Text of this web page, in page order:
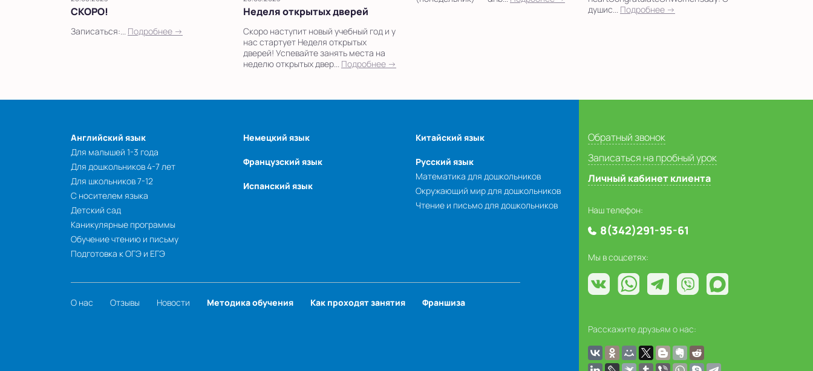
СКОРО!
Записаться:... Подробнее →
Неделя открытых дверей
Скоро наступит новый учебный год и у
нас стартует Неделя открытых
дверей! Успевайте занять места на
неделю открытых двер... Подробнее →
душис... Подробнее →
Английский язык
Для малышей 1-3 года
Для дошкольников 4-7 лет
Для школьников 7-12
С носителем языка
Детский сад
Каникулярные программы
Обучение чтению и письму
Подготовка к ОГЭ и ЕГЭ
Немецкий язык
Французский язык
Испанский язык
Китайский язык
Русский язык
Математика для дошкольников
Окружающий мир для дошкольников
Чтение и письмо для дошкольников
О нас Отзывы Новости Методика обучения Как проходят занятия Франшиза
Обратный звонок
Записаться на пробный урок
Личный кабинет клиента
Наш телефон:
8(342)291-95-61
Мы в соцсетях:
Расскажите друзьям о нас: